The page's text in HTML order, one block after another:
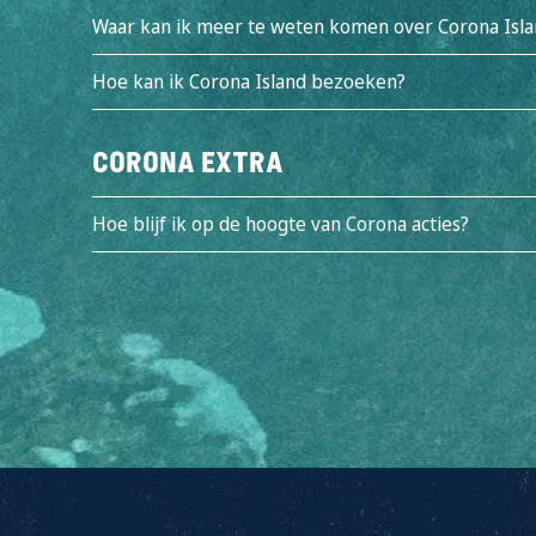
Waar kan ik meer te weten komen over Corona
Hoe kan ik Corona Island bezoeken?
Corona Extra
Hoe blijf ik op de hoogte van Corona acties?